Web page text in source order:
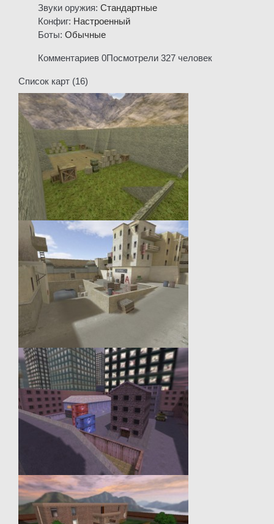
Звуки оружия: Стандартные
Конфиг: Настроенный
Боты: Обычные
Комментариев 0Посмотрели 327 человек
Список карт (16)